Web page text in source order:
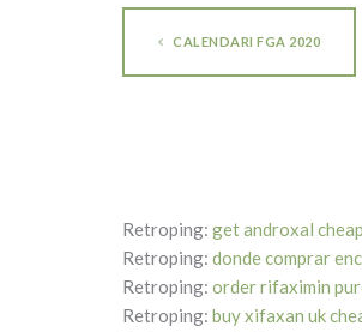
CALENDARI FGA 2020
Retroping: get androxal
Retroping: donde comprar
Retroping: order rifaximin
Retroping: buy xifaxan uk